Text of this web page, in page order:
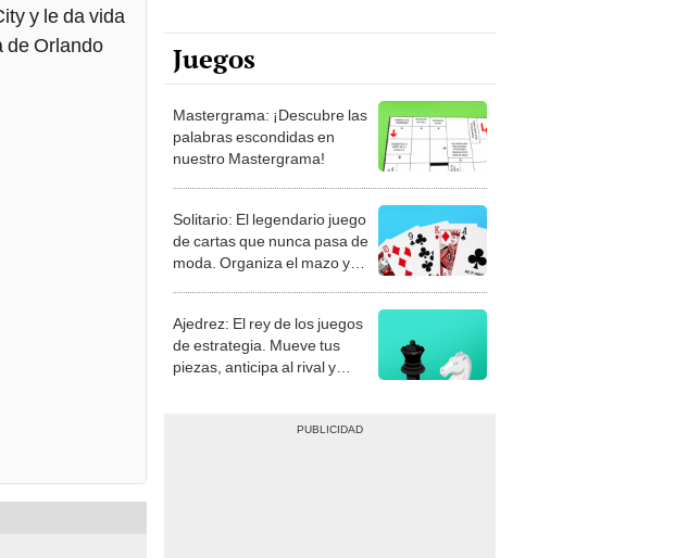
y le da vida
de Orlando
Juegos
Mastergrama: ¡Descubre las
palabras escondidas en
nuestro Mastergrama!
Solitario: El legendario juego
de cartas que nunca pasa de
moda. Organiza el mazo y
Ajedrez: El rey de los juegos
de estrategia. Mueve tus
piezas, anticipa al rival y